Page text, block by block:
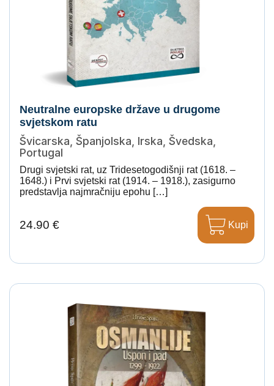
Neutralne europske države u drugome
svjetskom ratu
Švicarska, Španjolska, Irska, Švedska,
Portugal
Drugi svjetski rat, uz Tridesetogodišnji rat (1618. –
1648.) i Prvi svjetski rat (1914. – 1918.), zasigurno
predstavlja najmračniju epohu […]
24.90 € Kupi